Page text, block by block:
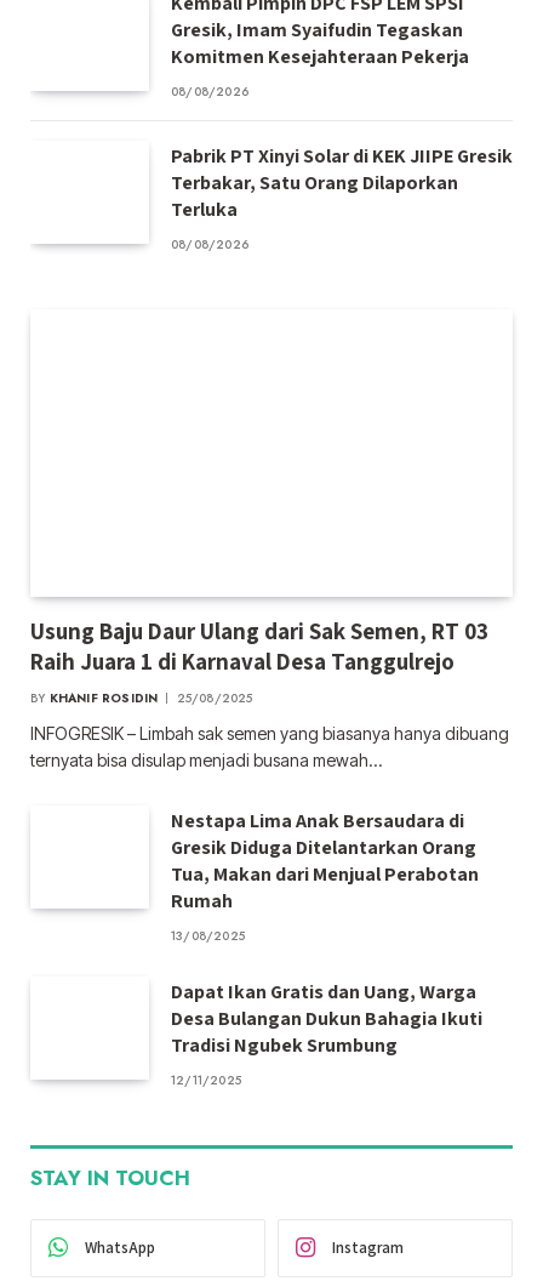
Gresik, Imam Syaifudin Tegaskan
Komitmen Kesejahteraan Pekerja
08/08/2026
Pabrik PT Xinyi Solar di KEK JIIPE Gresik
Terbakar, Satu Orang Dilaporkan
Terluka
08/08/2026
Usung Baju Daur Ulang dari Sak Semen, RT 03
Raih Juara 1 di Karnaval Desa Tanggulrejo
BY KHANIF ROSIDIN 25/08/2025
INFOGRESIK – Limbah sak semen yang biasanya hanya dibuang
ternyata bisa disulap menjadi busana mewah…
Nestapa Lima Anak Bersaudara di
Gresik Diduga Ditelantarkan Orang
Tua, Makan dari Menjual Perabotan
Rumah
13/08/2025
Dapat Ikan Gratis dan Uang, Warga
Desa Bulangan Dukun Bahagia Ikuti
Tradisi Ngubek Srumbung
12/11/2025
STAY IN TOUCH
WhatsApp Instagram